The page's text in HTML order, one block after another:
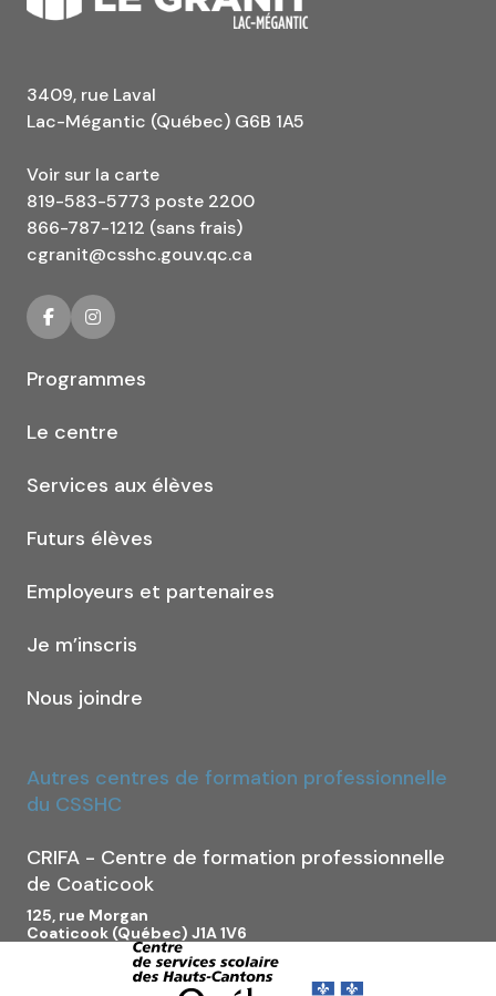
3409, rue Laval
Lac-Mégantic (Québec) G6B 1A5
Voir sur la carte
819-583-5773 poste 2200
866-787-1212 (sans frais)
cgranit@csshc.gouv.qc.ca
Programmes
Le centre
Services aux élèves
Futurs élèves
Employeurs et partenaires
Je m’inscris
Nous joindre
Autres centres de formation professionnelle
du CSSHC
CRIFA - Centre de formation professionnelle
de Coaticook
125, rue Morgan
Coaticook (Québec) J1A 1V6